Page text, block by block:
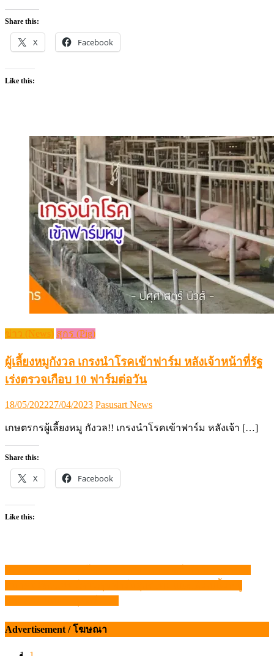
Share this:
X Facebook
Like this:
ข่าว (News) สุกร (Pig)
ผู้เลี้ยงหมูกังวล เกรงนำโรคเข้าฟาร์ม หลังเจ้าหน้าที่รัฐ
เร่งตรวจเกือบ 10 ฟาร์มต่อวัน
Posted
18/05/202227/04/2023 Author
Pasusart News
เกษตรกรผู้เลี้ยงหมู กังวล!! เกรงนำโรคเข้าฟาร์ม หลังเจ้า […]
Share this:
X Facebook
Like this:
แนะแนว
เรื่อง
Advertisement / โฆษณา